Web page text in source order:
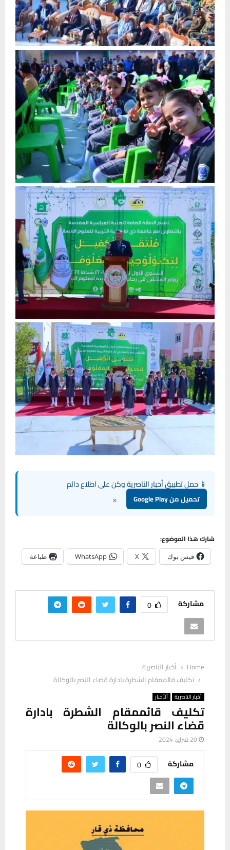
📱 حمل تطبيق أخبار الناصرية وكن على اطلاع دائم
تحميل من Google Play ×
شارك هذا الموضوع:
فيس بوك X
WhatsApp طباعة
مشاركة 0
Home
أخبار الناصرية
تكليف قائممقام الشطرة بادارة قضاء النصر بالوكالة
أخبار الناصرية ألأخبار
تكليف قائممقام الشطرة بادارة
قضاء النصر بالوكالة
20 فبراير، 2024
مشاركة 0